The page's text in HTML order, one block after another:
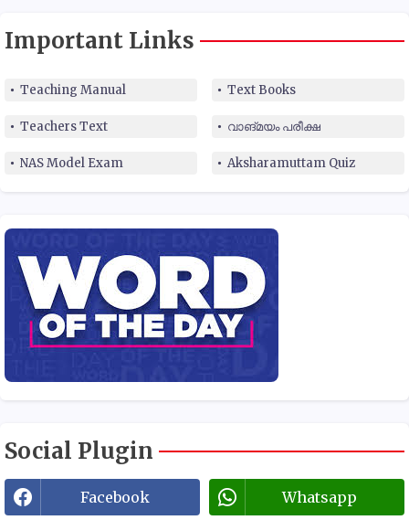
Important Links
Teaching Manual Text Books
Teachers Text വാങ്മയം പരീക്ഷ
NAS Model Exam Aksharamuttam Quiz
Social Plugin
Facebook Whatsapp